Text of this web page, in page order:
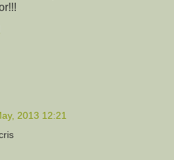
2013 12:21